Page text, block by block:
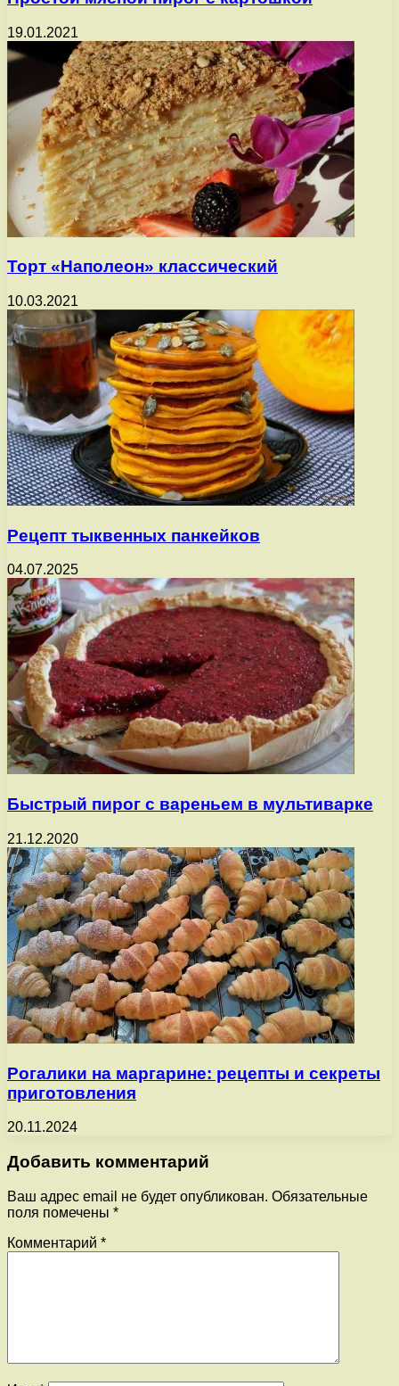
19.01.2021
Торт «Наполеон» классический
10.03.2021
Рецепт тыквенных панкейков
04.07.2025
Быстрый пирог с вареньем в мультиварке
21.12.2020
Рогалики на маргарине: рецепты и секреты
приготовления
20.11.2024
Добавить комментарий
Ваш адрес email не будет опубликован. Обязательные
поля помечены *
Комментарий *